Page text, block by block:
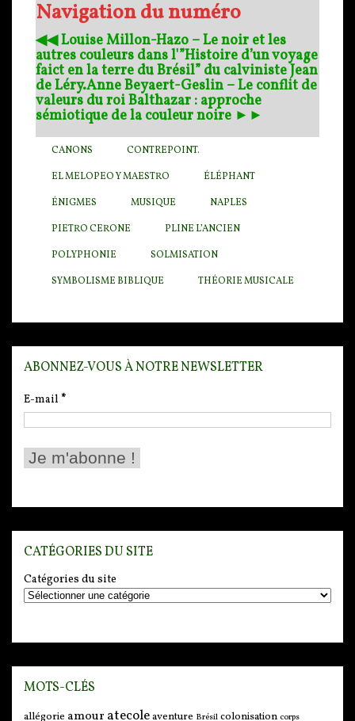
Navigation du numéro
◀︎◀︎ Louise Millon-Hazo – Le noir et les
autres couleurs dans l'”Histoire d’un voyage
faict en la terre du Brésil” du calviniste Jean
de Léry.Anne Beyaert-Geslin – Le conflit de
valeurs du roi Balthazar : approche
sémiotique de la couleur noire ►►
CANONS CONTREPOINT.
EL MELOPEO Y MAESTRO ÉLÉPHANT
ÉNIGMES MUSIQUE NAPLES
PIETRO CERONE PLINE L’ANCIEN
POLYPHONIE SOLMISATION
SYMBOLISME BIBLIQUE THÉORIE MUSICALE
ABONNEZ-VOUS À NOTRE NEWSLETTER
E-mail *
CATÉGORIES DU SITE
Catégories du site
MOTS-CLÉS
allégorie amour atecoleaventure Brésil colonisation corps